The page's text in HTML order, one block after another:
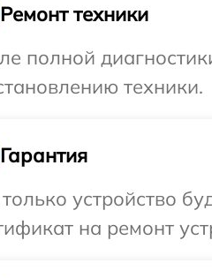
Ремонт техники
полной
техники.
Гарантия
устройство
на ремонт